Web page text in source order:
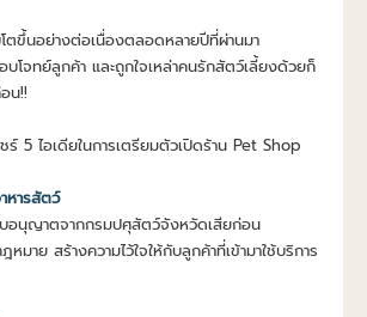
ตขึ้นอย่างต่อเนื่องตลอดหลายปีที่ผ่านมา
บโจทย์ลูกค้า และถูกใจเหล่าคนรักสัตว์เลี้ยงด้วยก็
น!!
5 ไอเดียในการเตรียมตัวเปิดร้าน Pet Shop
หารสัตว์
อนุญาตจากกรมปศุสัตว์จังหวัดเสียก่อน
มาย สร้างความไว้ใจให้กับลูกค้าที่เข้ามาใช้บริการ